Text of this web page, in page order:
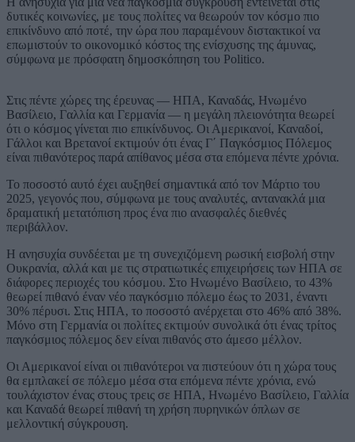
δυτικές κοινωνίες, με τους πολίτες να θεωρούν τον κόσμο πιο
επικίνδυνο από ποτέ, την ώρα που παραμένουν διστακτικοί να
επωμιστούν το οικονομικό κόστος της ενίσχυσης της άμυνας,
σύμφωνα με πρόσφατη δημοσκόπηση του Politico.
Στις πέντε χώρες της έρευνας — ΗΠΑ, Καναδάς, Ηνωμένο
Βασίλειο, Γαλλία και Γερμανία — η μεγάλη πλειονότητα θεωρεί
ότι ο κόσμος γίνεται πιο επικίνδυνος. Οι Αμερικανοί, Καναδοί,
Γάλλοι και Βρετανοί εκτιμούν ότι ένας Γ΄ Παγκόσμιος Πόλεμος
είναι πιθανότερος παρά απίθανος μέσα στα επόμενα πέντε χρόνια.
Το ποσοστό αυτό έχει αυξηθεί σημαντικά από τον Μάρτιο του
2025, γεγονός που, σύμφωνα με τους αναλυτές, αντανακλά μια
δραματική μετατόπιση προς ένα πιο ανασφαλές διεθνές
περιβάλλον.
Η ανησυχία συνδέεται με τη συνεχιζόμενη ρωσική εισβολή στην
Ουκρανία, αλλά και με τις στρατιωτικές επιχειρήσεις των ΗΠΑ σε
διάφορες περιοχές του κόσμου. Στο Ηνωμένο Βασίλειο, το 43%
θεωρεί πιθανό έναν νέο παγκόσμιο πόλεμο έως το 2031, έναντι
30% πέρυσι. Στις ΗΠΑ, το ποσοστό ανέρχεται στο 46% από 38%.
Μόνο στη Γερμανία οι πολίτες εκτιμούν συνολικά ότι ένας τρίτος
παγκόσμιος πόλεμος δεν είναι πιθανός στο άμεσο μέλλον.
Οι Αμερικανοί είναι οι πιθανότεροι να πιστεύουν ότι η χώρα τους
θα εμπλακεί σε πόλεμο μέσα στα επόμενα πέντε χρόνια, ενώ
τουλάχιστον ένας στους τρεις σε ΗΠΑ, Ηνωμένο Βασίλειο, Γαλλία
και Καναδά θεωρεί πιθανή τη χρήση πυρηνικών όπλων σε
μελλοντική σύγκρουση.